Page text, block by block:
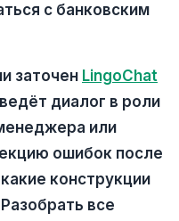
с банковским
заточен LingoChat
диалог в роли
или
ошибок после
конструкции
все